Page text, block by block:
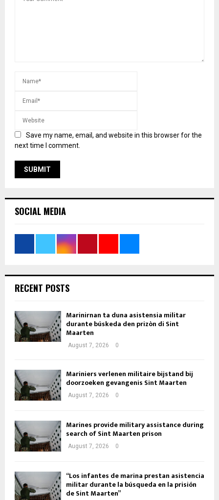
Save my name, email, and website in this browser for the
next time I comment.
SOCIAL MEDIA
RECENT POSTS
Marinirnan ta duna asistensia militar
durante búskeda den prizòn di Sint
Maarten
August 7, 2026 0
Mariniers verlenen militaire bijstand bij
doorzoeken gevangenis Sint Maarten
August 7, 2026 0
Marines provide military assistance during
search of Sint Maarten prison
August 7, 2026 0
“Los infantes de marina prestan asistencia
militar durante la búsqueda en la prisión
de Sint Maarten”